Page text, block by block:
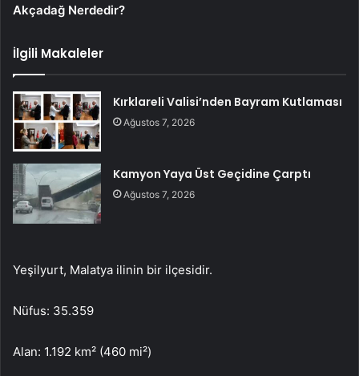
Akçadağ Nerdedir?
İlgili Makaleler
Kırklareli Valisi’nden Bayram Kutlaması
Ağustos 7, 2026
Kamyon Yaya Üst Geçidine Çarptı
Ağustos 7, 2026
Yeşilyurt, Malatya ilinin bir ilçesidir.
Nüfus: 35.359
Alan: 1.192 km² (460 mi²)